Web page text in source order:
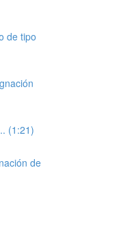
de tipo
(1:21)
de